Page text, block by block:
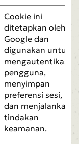
Cookie ini
ditetapkan oleh
Google dan
digunakan untuk
mengautentikasi
pengguna,
menyimpan
preferensi sesi,
dan menjalankan
tindakan
keamanan.